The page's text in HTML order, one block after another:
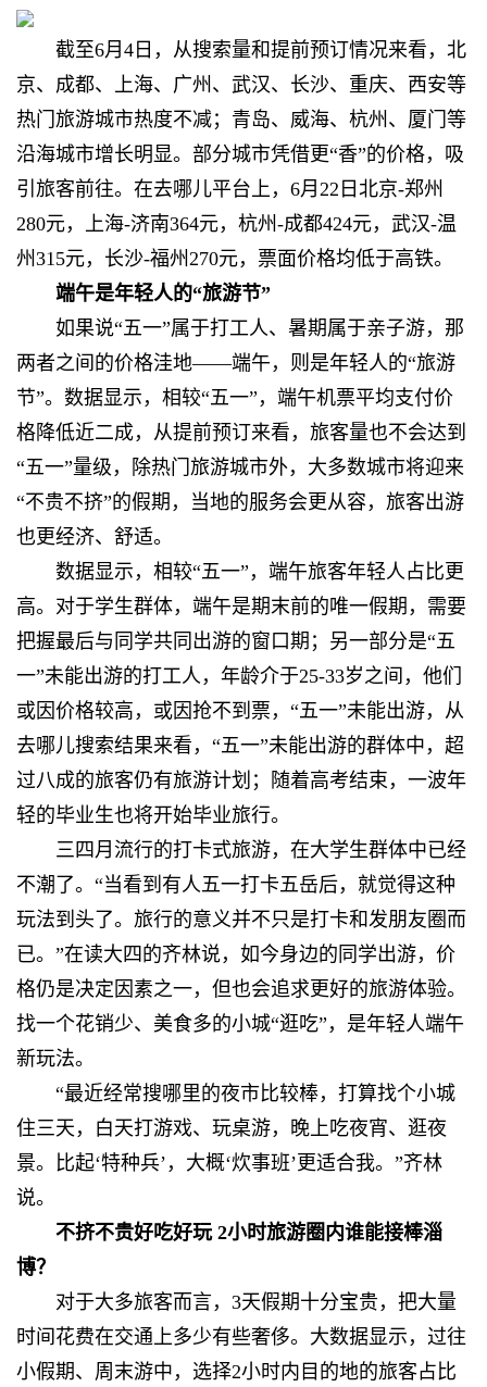
截至6月4日，从搜索量和提前预订情况来看，北
京、成都、上海、广州、武汉、长沙、重庆、西安等
热门旅游城市热度不减；青岛、威海、杭州、厦门等
沿海城市增长明显。部分城市凭借更“香”的价格，吸
引旅客前往。在去哪儿平台上，6月22日北京-郑州
280元，上海-济南364元，杭州-成都424元，武汉-温
州315元，长沙-福州270元，票面价格均低于高铁。
端午是年轻人的“旅游节”
如果说“五一”属于打工人、暑期属于亲子游，那
两者之间的价格洼地——端午，则是年轻人的“旅游
节”。数据显示，相较“五一”，端午机票平均支付价
格降低近二成，从提前预订来看，旅客量也不会达到
“五一”量级，除热门旅游城市外，大多数城市将迎来
“不贵不挤”的假期，当地的服务会更从容，旅客出游
也更经济、舒适。
数据显示，相较“五一”，端午旅客年轻人占比更
高。对于学生群体，端午是期末前的唯一假期，需要
把握最后与同学共同出游的窗口期；另一部分是“五
一”未能出游的打工人，年龄介于25-33岁之间，他们
或因价格较高，或因抢不到票，“五一”未能出游，从
去哪儿搜索结果来看，“五一”未能出游的群体中，超
过八成的旅客仍有旅游计划；随着高考结束，一波年
轻的毕业生也将开始毕业旅行。
三四月流行的打卡式旅游，在大学生群体中已经
不潮了。“当看到有人五一打卡五岳后，就觉得这种
玩法到头了。旅行的意义并不只是打卡和发朋友圈而
已。”在读大四的齐林说，如今身边的同学出游，价
格仍是决定因素之一，但也会追求更好的旅游体验。
找一个花销少、美食多的小城“逛吃”，是年轻人端午
新玩法。
“最近经常搜哪里的夜市比较棒，打算找个小城
住三天，白天打游戏、玩桌游，晚上吃夜宵、逛夜
景。比起‘特种兵’，大概‘炊事班’更适合我。”齐林
说。
不挤不贵好吃好玩 2小时旅游圈内谁能接棒淄
博？
对于大多旅客而言，3天假期十分宝贵，把大量
时间花费在交通上多少有些奢侈。大数据显示，过往
小假期、周末游中，选择2小时内目的地的旅客占比